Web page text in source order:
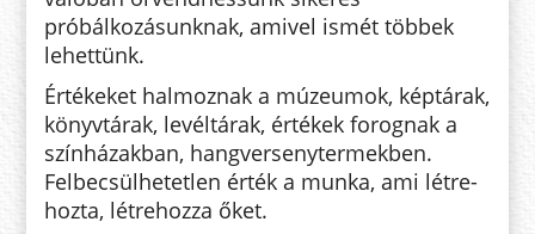
próbálkozásunknak, amivel ismét többek
lehettünk.
Értékeket halmoznak a mú­zeu­mok, képtárak,
könyvtárak, levéltá­rak, értékek forognak a
színházakban, hangversenytermekben.
Felbe­csül­hetetlen érték a munka, ami lét­re­
hozta, létrehozza őket.